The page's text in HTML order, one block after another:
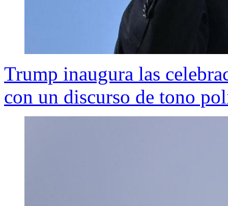
Trump inaugura las
con un discurso de tono